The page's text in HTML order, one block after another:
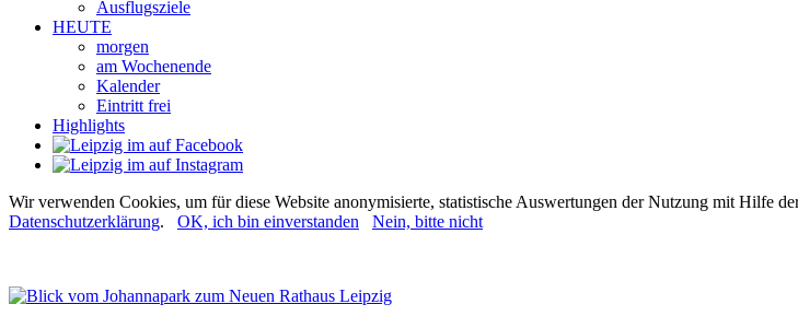
Ausflugsziele
HEUTE
morgen
am Wochenende
Kalender
Eintritt frei
Highlights
Wir verwenden Cookies, um für diese Website anonymisierte, statistische Auswertungen der Nutzung mit Hilfe
Datenschutzerklärung. OK, ich bin einverstanden Nein, bitte nicht